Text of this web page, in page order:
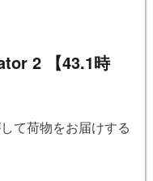
2 【43.1時
て荷物をお届けする